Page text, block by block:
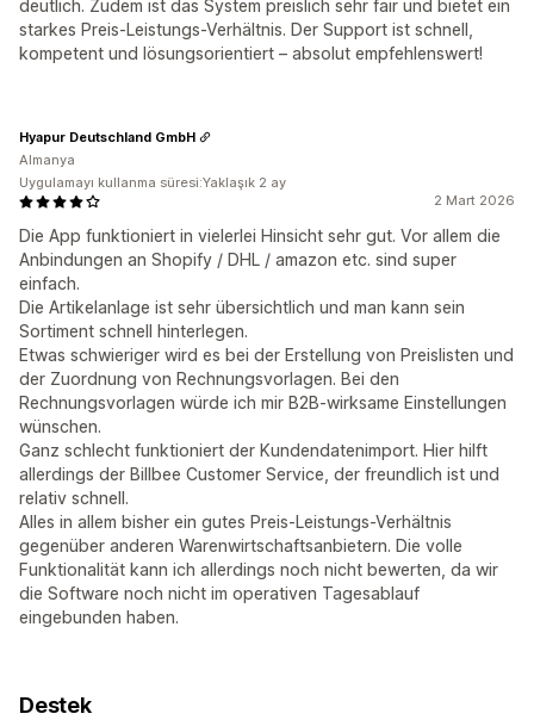
deutlich. Zudem ist das System preislich sehr fair und bietet ein
starkes Preis-Leistungs-Verhältnis. Der Support ist schnell,
kompetent und lösungsorientiert – absolut empfehlenswert!
2 Mart 2026
Die App funktioniert in vielerlei Hinsicht sehr gut. Vor allem die
Anbindungen an Shopify / DHL / amazon etc. sind super
einfach.
Die Artikelanlage ist sehr übersichtlich und man kann sein
Sortiment schnell hinterlegen.
Etwas schwieriger wird es bei der Erstellung von Preislisten und
der Zuordnung von Rechnungsvorlagen. Bei den
Rechnungsvorlagen würde ich mir B2B-wirksame Einstellungen
wünschen.
Ganz schlecht funktioniert der Kundendatenimport. Hier hilft
allerdings der Billbee Customer Service, der freundlich ist und
relativ schnell.
Alles in allem bisher ein gutes Preis-Leistungs-Verhältnis
gegenüber anderen Warenwirtschaftsanbietern. Die volle
Funktionalität kann ich allerdings noch nicht bewerten, da wir
die Software noch nicht im operativen Tagesablauf
eingebunden haben.
Hyapur Deutschland GmbH
Almanya
Uygulamayı kullanma süresi:Yaklaşık 2 ay
Destek